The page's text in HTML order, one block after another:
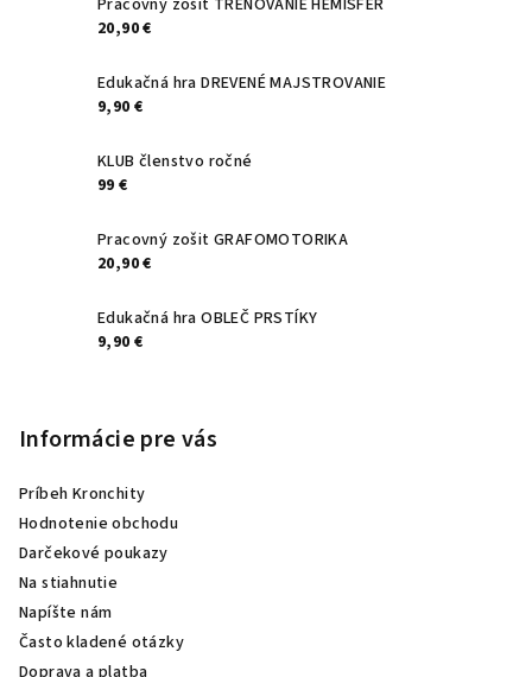
20,90 €
Edukačná hra DREVENÉ MAJSTROVANIE
9,90 €
KLUB členstvo ročné
99 €
Pracovný zošit GRAFOMOTORIKA
20,90 €
Edukačná hra OBLEČ PRSTÍKY
9,90 €
Informácie pre vás
Príbeh Kronchity
Hodnotenie obchodu
Darčekové poukazy
Na stiahnutie
Napíšte nám
Často kladené otázky
Doprava a platba